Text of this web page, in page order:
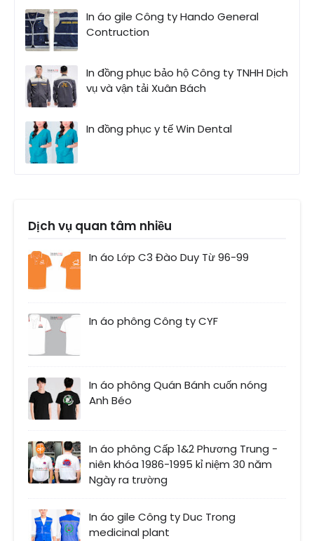
In áo gile Công ty Hando General
Contruction
In đồng phục bảo hộ Công ty TNHH Dịch
vụ và vận tải Xuân Bách
In đồng phục y tế Win Dental
Dịch vụ quan tâm nhiều
In áo Lớp C3 Đào Duy Từ 96-99
In áo phông Công ty CYF
In áo phông Quán Bánh cuốn nóng
Anh Béo
In áo phông Cấp 1&2 Phương Trung -
niên khóa 1986-1995 kỉ niệm 30 năm
Ngày ra trường
In áo gile Công ty Duc Trong
medicinal plant